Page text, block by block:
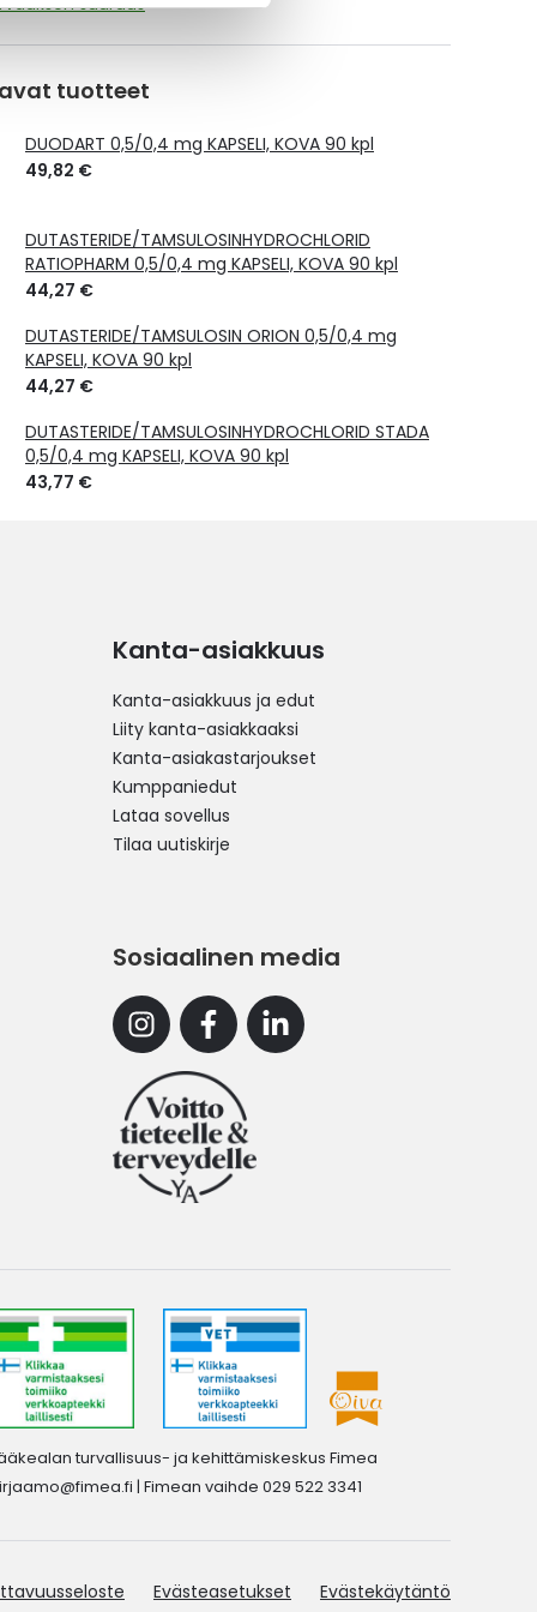
tuotteet
DUODART 0,5/0,4 mg KAPSELI, KOVA 90 kpl
49,82 €
DUTASTERIDE/TAMSULOSINHYDROCHLORID
RATIOPHARM 0,5/0,4 mg KAPSELI, KOVA 90 kpl
44,27 €
DUTASTERIDE/TAMSULOSIN ORION 0,5/0,4 mg
KAPSELI, KOVA 90 kpl
44,27 €
DUTASTERIDE/TAMSULOSINHYDROCHLORID STADA
0,5/0,4 mg KAPSELI, KOVA 90 kpl
43,77 €
Kanta-asiakkuus
Kanta-asiakkuus ja edut
Liity kanta-asiakkaaksi
Kanta-asiakastarjoukset
Kumppaniedut
Lataa sovellus
Tilaa uutiskirje
Sosiaalinen media
InstagramFacebookLinkedin
turvallisuus- ja kehittämiskeskus Fimea
| Fimean vaihde 029 522 3341
Evästeasetukset Evästekäytäntö